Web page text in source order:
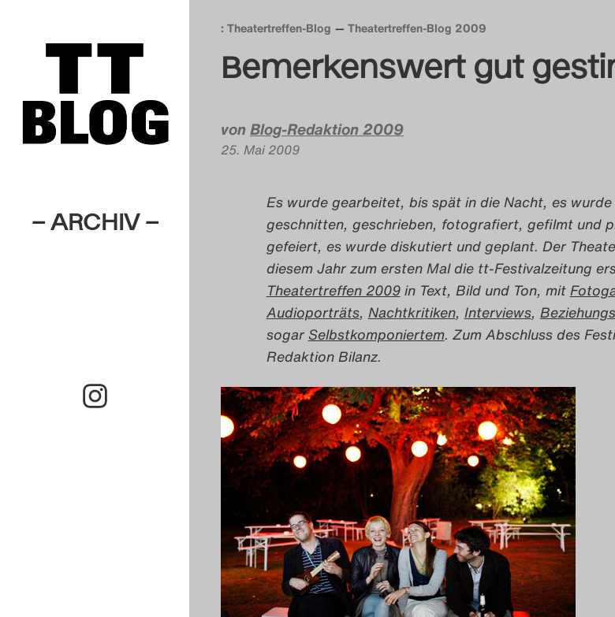
– ARCHIV –
: Theatertreffen-Blog Theatertreffen-Blog 2009
Bemerkenswert gut
vonBlog-Redaktion 2009
25. Mai 2009
Es wurde gearbeitet, bis spät in die Nacht, es wurde
geschnitten, geschrieben, fotografiert, gefilmt und
gefeiert, es wurde diskutiert und geplant. Der
diesem Jahr zum ersten Mal die tt-Festivalzeitung
Theatertreffen 2009in Text, Bild und Ton, mit
Audioporträts, Nachtkritiken, Interviews,
sogar Selbstkomponiertem. Zum Abschluss des
Redaktion Bilanz.